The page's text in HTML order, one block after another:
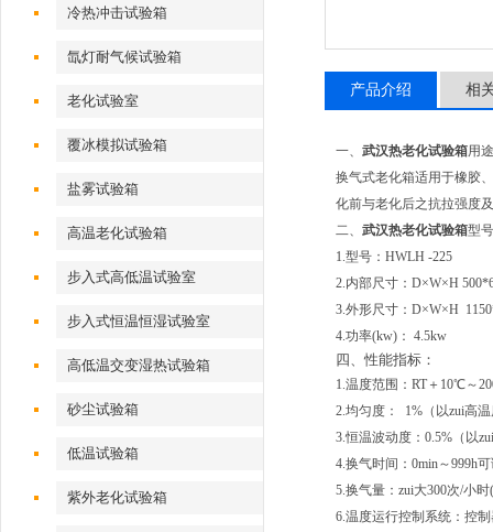
冷热冲击试验箱
氙灯耐气候试验箱
老化试验室
覆冰模拟试验箱
盐雾试验箱
高温老化试验箱
步入式高低温试验室
步入式恒温恒湿试验室
高低温交变湿热试验箱
砂尘试验箱
低温试验箱
紫外老化试验箱
产品介绍 相
一、 武汉热老化试验箱用
换气式老化箱适用于橡胶
化前与老化后之抗拉强度
二、 武汉热老化试验箱型
1.型号：HWLH -225
2.内部尺寸：D×W×H
3.外形尺寸：D×W×H
4.功率(kw)： 4.5kw
四、 性能指标：
1.温度范围：RT＋10℃～
2.均匀度： 1%（以zui高
3.恒温波动度：0.5%（以
4.换气时间：0min～999h
5.换气量：zui大300次/小
6.温度运行控制系统：控